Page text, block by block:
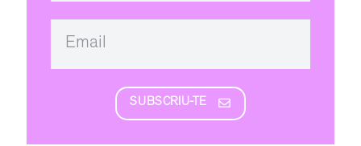
SUBSCRIU-TE